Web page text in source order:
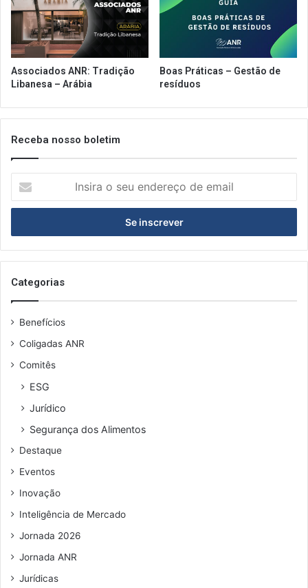
Associados ANR: Tradição
Libanesa – Arábia
Boas Práticas – Gestão de
resíduos
Receba nosso boletim
seu
de
email
Categorias
Benefícios
Coligadas ANR
Comitês
ESG
Jurídico
Segurança dos Alimentos
Destaque
Eventos
Inovação
Inteligência de Mercado
Jornada 2026
Jornada ANR
Jurídicas